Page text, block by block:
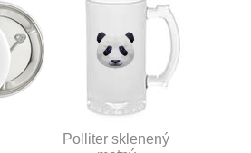
Polliter sklenený